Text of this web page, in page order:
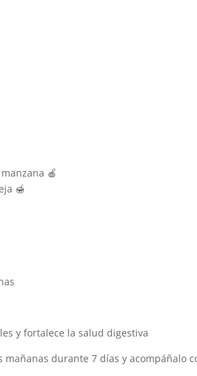
🍎
🍯
y fortalece la salud digestiva
mañanas durante 7 días y acompáñalo